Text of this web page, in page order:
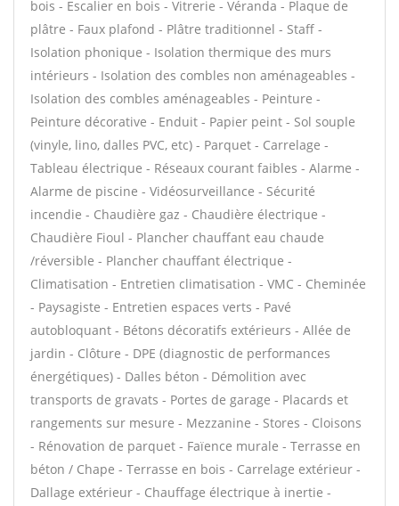
bois - Escalier en bois - Vitrerie - Véranda - Plaque de
plâtre - Faux plafond - Plâtre traditionnel - Staff -
Isolation phonique - Isolation thermique des murs
intérieurs - Isolation des combles non aménageables -
Isolation des combles aménageables - Peinture -
Peinture décorative - Enduit - Papier peint - Sol souple
(vinyle, lino, dalles PVC, etc) - Parquet - Carrelage -
Tableau électrique - Réseaux courant faibles - Alarme -
Alarme de piscine - Vidéosurveillance - Sécurité
incendie - Chaudière gaz - Chaudière électrique -
Chaudière Fioul - Plancher chauffant eau chaude
/réversible - Plancher chauffant électrique -
Climatisation - Entretien climatisation - VMC - Cheminée
- Paysagiste - Entretien espaces verts - Pavé
autobloquant - Bétons décoratifs extérieurs - Allée de
jardin - Clôture - DPE (diagnostic de performances
énergétiques) - Dalles béton - Démolition avec
transports de gravats - Portes de garage - Placards et
rangements sur mesure - Mezzanine - Stores - Cloisons
- Rénovation de parquet - Faïence murale - Terrasse en
béton / Chape - Terrasse en bois - Carrelage extérieur -
Dallage extérieur - Chauffage électrique à inertie -